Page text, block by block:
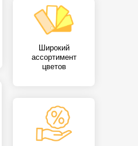
Широкий
ассортимент
цветов